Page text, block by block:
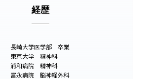
経歴
長崎大学医学部 卒業
東京大学 精神科
浦和病院 精神科
富永病院 脳神経外科